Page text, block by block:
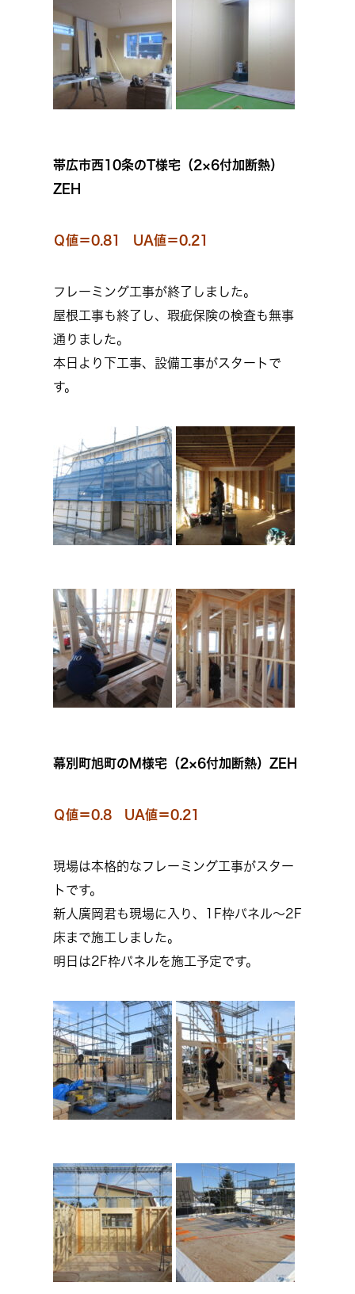
帯広市西10条のT様宅（2×6付加断熱）
ZEH
Ｑ値＝0.81 UA値＝0.21
フレーミング工事が終了しました。
屋根工事も終了し、瑕疵保険の検査も無事
通りました。
本日より下工事、設備工事がスタートで
す。
幕別町旭町のM様宅（2×6付加断熱）ZEH
Ｑ値＝0.8 UA値＝0.21
現場は本格的なフレーミング工事がスター
トです。
新人廣岡君も現場に入り、1F枠パネル～2F
床まで施工しました。
明日は2F枠パネルを施工予定です。